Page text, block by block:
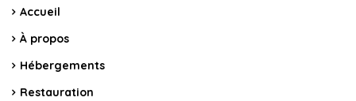
Accueil
À propos
Hébergements
Restauration